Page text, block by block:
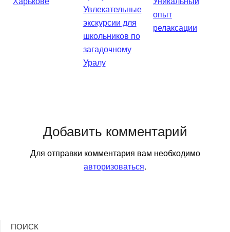
Увлекательные
экскурсии для
школьников по
загадочному
Уралу
опыт
релаксации
Добавить комментарий
Для отправки комментария вам необходимо
авторизоваться.
ПОИСК